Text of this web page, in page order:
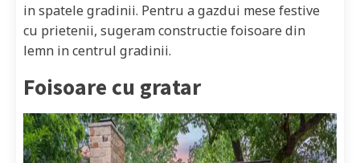
in spatele gradinii. Pentru a gazdui mese festive
cu prietenii, sugeram constructie foisoare din
lemn in centrul gradinii.
Foisoare cu gratar